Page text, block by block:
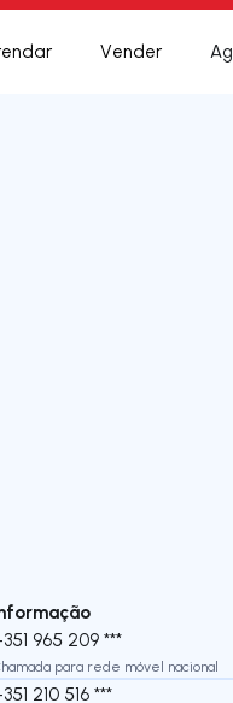
Vender
965 209 ***
para rede móvel nacional
210 516 ***